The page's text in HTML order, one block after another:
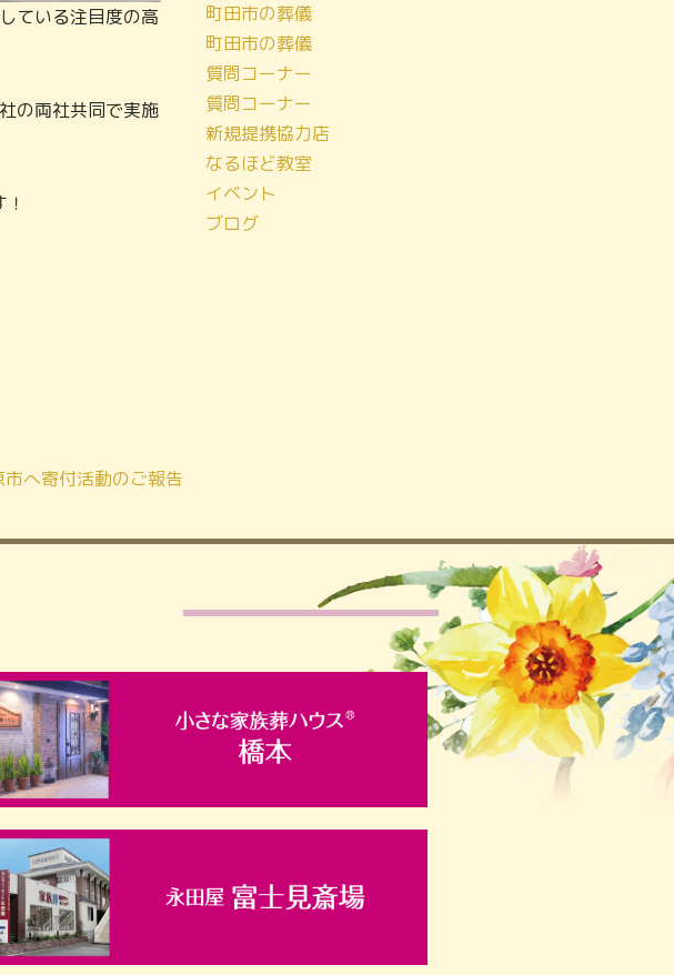
ている注目度の高
の両社共同で実施
へ寄付活動のご報告
町田市の葬儀
町田市の葬儀
質問コーナー
質問コーナー
新規提携協力店
なるほど教室
イベント
ブログ